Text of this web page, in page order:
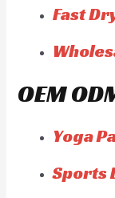
Fast
OEM
Yoga
Sports